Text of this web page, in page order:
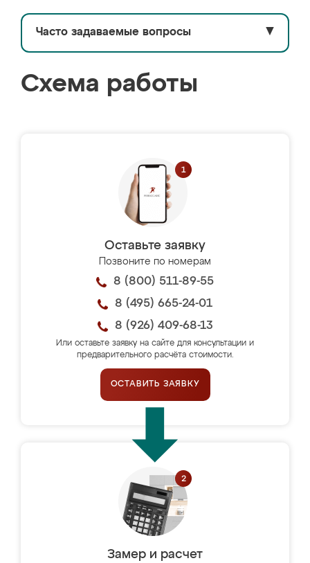
Часто задаваемые вопросы ▼
Схема работы
Оставьте заявку
Позвоните по номерам
8 (800) 511-89-55
8 (495) 665-24-01
8 (926) 409-68-13
Или оставьте заявку на сайте для консультации и
предварительного расчёта стоимости.
ОСТАВИТЬ ЗАЯВКУ
Замер и расчет